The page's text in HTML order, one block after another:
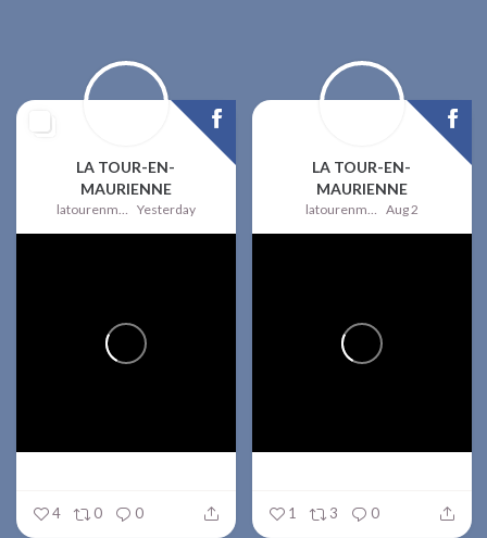
LA TOUR-EN-
MAURIENNE
latourenmaurienne Yesterday
4 0 0
LA TOUR-EN-
MAURIENNE
latourenmaurienne Aug 2
1 3 0